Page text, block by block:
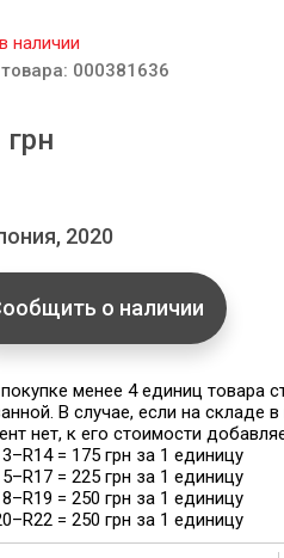
наличии
000381636
грн
2020
о наличии
менее 4 единиц товара
В случае, если на складе
нет, к его стоимости
= 175 грн за 1 единицу
= 225 грн за 1 единицу
= 250 грн за 1 единицу
= 250 грн за 1 единицу